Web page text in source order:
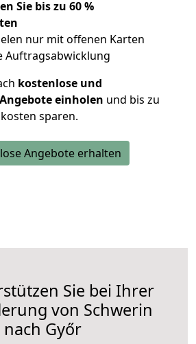
Sie bis zu 60 %
nur mit offenen Karten
Auftragsabwicklung
kostenlose und
einholen und bis zu
sparen.
Angebote erhalten
Sie bei Ihrer
von Schwerin
nach Győr